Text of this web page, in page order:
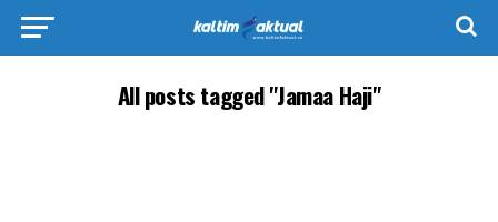
All posts tagged "Jamaa Haji"